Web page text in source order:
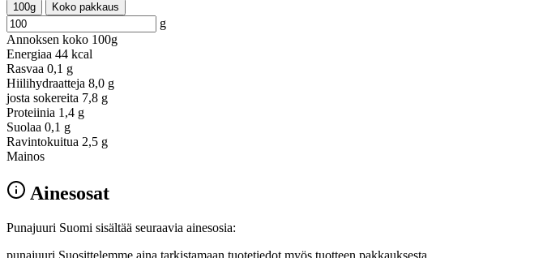
100g Koko pakkaus
g
Annoksen koko 100g
Energiaa 44 kcal
Rasvaa 0,1 g
Hiilihydraatteja 8,0 g
josta sokereita 7,8 g
Proteiinia 1,4 g
Suolaa 0,1 g
Ravintokuitua 2,5 g
Mainos
Ainesosat
Punajuuri Suomi sisältää seuraavia ainesosia:
punajuuri Suosittelemme aina tarkistamaan tuotetiedot myös tuotteen pakkauksesta.